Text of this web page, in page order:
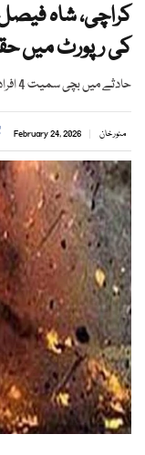
کراچی، شاہ فیصل
کی رپورٹ میں
حادثے میں بچی سمیت 4 افراد زخمی ہو گئے تھے
منور خان February 24, 2026